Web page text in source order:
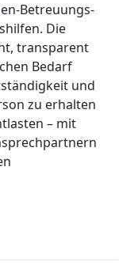
Betreuungs-
Die
transparent
Bedarf
und
zu erhalten
– mit